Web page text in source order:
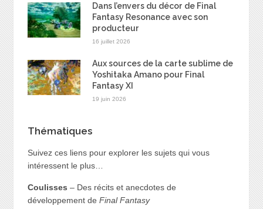
Dans l’envers du décor de Final
Fantasy Resonance avec son
producteur
16 juillet 2026
Aux sources de la carte sublime de
Yoshitaka Amano pour Final
Fantasy XI
19 juin 2026
Thématiques
Suivez ces liens pour explorer les sujets qui vous
intéressent le plus…
Coulisses – Des récits et anecdotes de
développement de Final Fantasy